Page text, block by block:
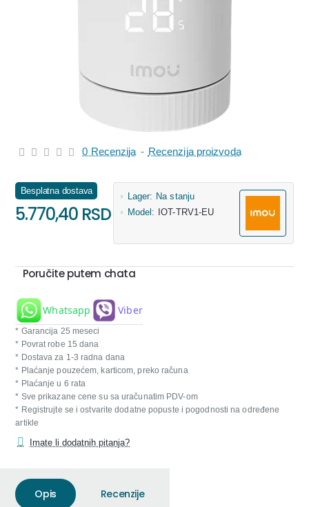
0 Recenzija - Recenzija proizvoda
Besplatna dostava
5.770,40 RSD
Lager: Na stanju
Model:
IOT-TRV1-EU
Poručite putem chata
Whatsapp Viber
* Garancija 25 meseci
* Povrat robe 15 dana
* Dostava za 1-3 radna dana
* Plaćanje pouzećem, karticom, preko računa
* Plaćanje u 6 rata
* Sve prikazane cene su sa uračunatim PDV-om
* Registrujte se i ostvarite dodatne popuste i pogodnosti na određene
artikle
Imate li dodatnih pitanja?
Opis Recenzije